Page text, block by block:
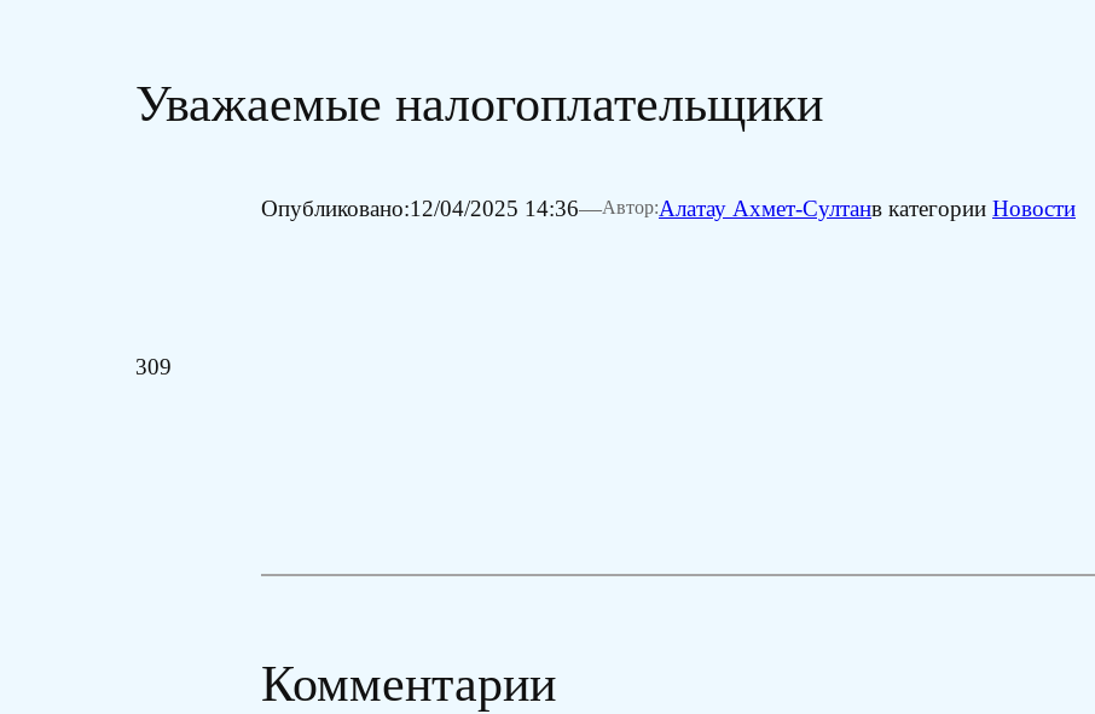
Уважаемые налогоплательщики
Опубликовано:12/04/2025 14:36—Автор:Алатау Ахмет-Султанв категории Новости
309
Комментарии